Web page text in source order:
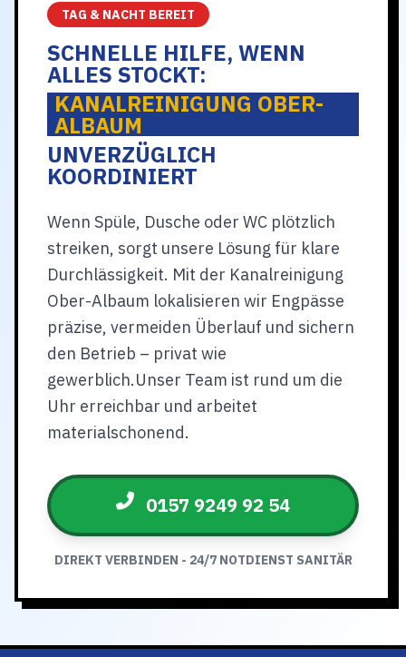
TAG & NACHT BEREIT
SCHNELLE HILFE, WENN
ALLES STOCKT:
KANALREINIGUNG OBER-
ALBAUM
UNVERZÜGLICH
KOORDINIERT
Wenn Spüle, Dusche oder WC plötzlich
streiken, sorgt unsere Lösung für klare
Durchlässigkeit. Mit der Kanalreinigung
Ober-Albaum lokalisieren wir Engpässe
präzise, vermeiden Überlauf und sichern
den Betrieb – privat wie
gewerblich.Unser Team ist rund um die
Uhr erreichbar und arbeitet
materialschonend.
0157 9249 92 54
DIREKT VERBINDEN - 24/7 NOTDIENST SANITÄR